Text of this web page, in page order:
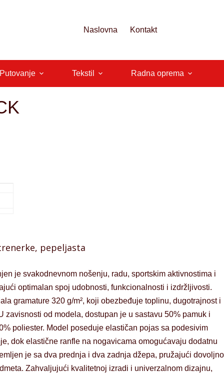
Naslovna
Kontakt
Tekstil Radna oprema
pepeljasta
je svakodnevnom nošenju, radu, sportskim aktivnostima i
optimalan spoj udobnosti, funkcionalnosti i izdržljivosti.
gramature 320 g/m², koji obezbeđuje toplinu, dugotrajnost i
zavisnosti od modela, dostupan je u sastavu 50% pamuk i
poliester. Model poseduje elastičan pojas sa podesivim
dok elastične ranfle na nogavicama omogućavaju dodatnu
je sa dva prednja i dva zadnja džepa, pružajući dovoljno
Zahvaljujući kvalitetnoj izradi i univerzalnom dizajnu,